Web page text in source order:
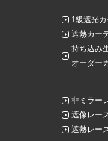
1級遮光
遮熱カー
持ち込み
オーダー
非ミラー
遮像レー
遮熱レー